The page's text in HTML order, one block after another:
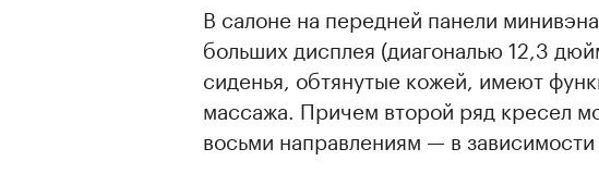
В салоне на передней панели
больших дисплея (диагональю 12,3
сиденья, обтянутые кожей, имеют
массажа. Причем второй ряд кресел
восьми направлениям — в